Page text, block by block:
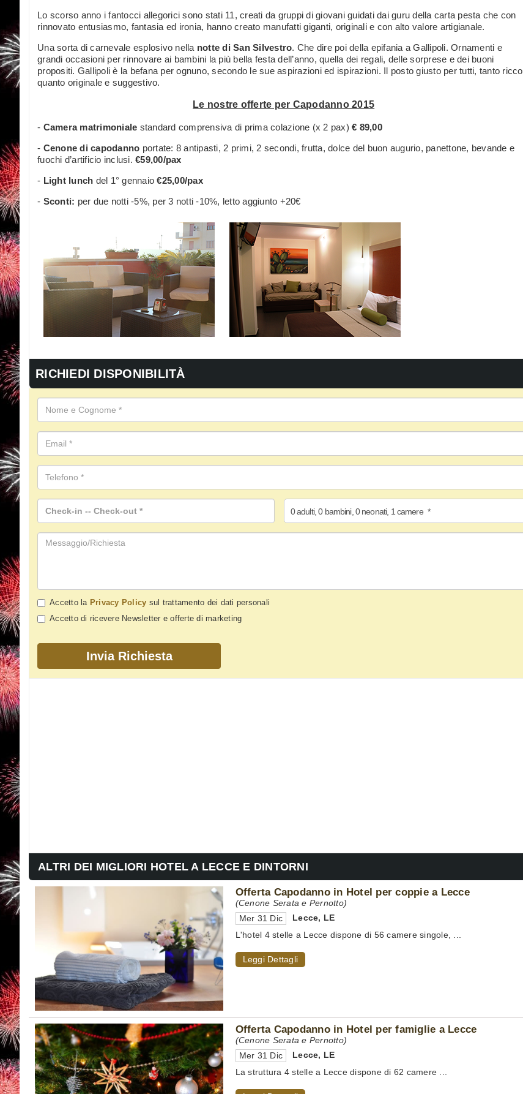
Lo scorso anno i fantocci allegorici sono stati 11, creati da gruppi di giovani guidati dai guru della carta pesta che con
rinnovato entusiasmo, fantasia ed ironia, hanno creato manufatti giganti, originali e con alto valore artigianale.
Una sorta di carnevale esplosivo nella notte di San Silvestro. Che dire poi della epifania a Gallipoli. Ornamenti e
grandi occasioni per rinnovare ai bambini la più bella festa dell’anno, quella dei regali, delle sorprese e dei buoni
propositi. Gallipoli è la befana per ognuno, secondo le sue aspirazioni ed ispirazioni. Il posto giusto per tutti, tanto ricco
quanto originale e suggestivo.
Le nostre offerte per Capodanno 2015
- Camera matrimoniale standard comprensiva di prima colazione (x 2 pax) € 89,00
- Cenone di capodanno portate: 8 antipasti, 2 primi, 2 secondi, frutta, dolce del buon augurio, panettone, bevande e
fuochi d’artificio inclusi. €59,00/pax
- Light lunch del 1° gennaio €25,00/pax
- Sconti: per due notti -5%, per 3 notti -10%, letto aggiunto +20€
RICHIEDI DISPONIBILITÀ
0adulti, 0 bambini, 0 neonati, 1 camere *
Accetto la Privacy Policy sul trattamento dei dati personali
Accetto di ricevere Newsletter e offerte di marketing
ALTRI DEI MIGLIORI HOTEL A LECCE E DINTORNI
Offerta Capodanno in Hotel per coppie a Lecce
(Cenone Serata e Pernotto)
Mer 31 Dic
Lecce, LE
L'hotel 4 stelle a Lecce dispone di 56 camere singole, ...
Leggi Dettagli
Offerta Capodanno in Hotel per famiglie a Lecce
(Cenone Serata e Pernotto)
Mer 31 Dic
Lecce, LE
La struttura 4 stelle a Lecce dispone di 62 camere ...